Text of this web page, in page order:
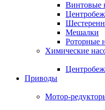
Винтовые
Мешалки
Роторные
Химические
Приводы
Мотор-